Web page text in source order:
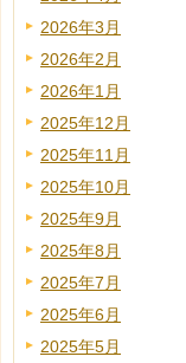
2026年3月
2026年2月
2026年1月
2025年12月
2025年11月
2025年10月
2025年9月
2025年8月
2025年7月
2025年6月
2025年5月